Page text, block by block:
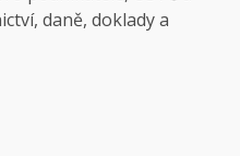
daně, doklady a